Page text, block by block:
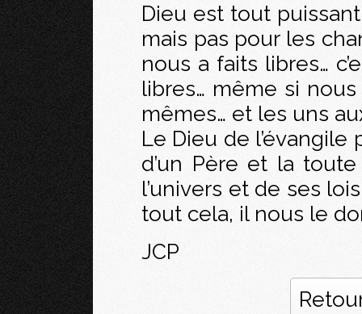
Dieu est tout
mais pas pour les
nous a faits libres…
libres… même si
mêmes… et les uns
Le Dieu de
d’un Père et la
l’univers et de ses
tout cela, il nous le
JCP